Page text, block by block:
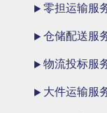
零担运输服
仓储配送服
物流投标服
大件运输服